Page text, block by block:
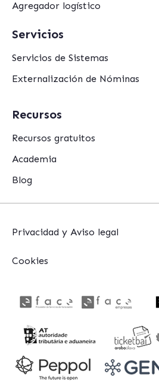
Agregador logístico
Servicios
Servicios de Sistemas
Externalización de Nóminas
Recursos
Recursos gratuitos
Academia
Blog
Privacidad y Aviso legal
Cookies